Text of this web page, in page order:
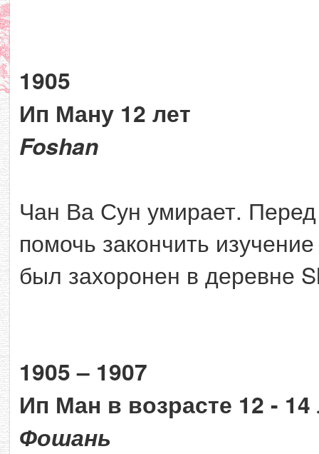
1905
Ип Ману 12 лет
Foshan
Чан Ва Сун умирает.
помочь закончить
был захоронен в деревне
1905 – 1907
Ип Ман в возрасте 12 - 14
Фошань